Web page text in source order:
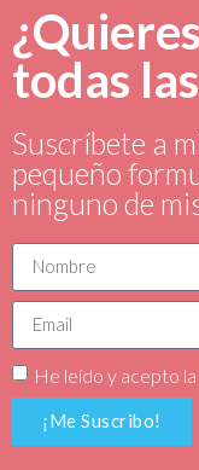
todas
Suscríbete a
pequeño
ninguno de
He leído y acepto la
¡Me Suscribo!